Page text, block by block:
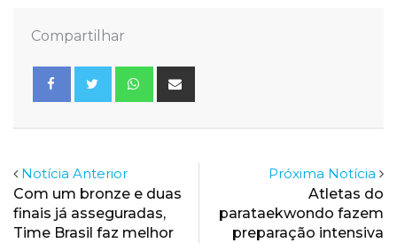
Compartilhar
Whatsapp
Notícia Anterior
Com um bronze e duas
finais já asseguradas,
Time Brasil faz melhor
Próxima Notícia
Atletas do
parataekwondo fazem
preparação intensiva